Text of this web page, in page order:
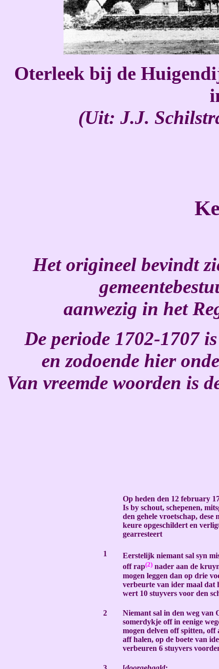
Oterleek bij de
(Uit: J.J.
Het origineel bevindt
aanwezig in het
De periode 1702-1707
en zodoende hier
Van vreemde woorden is
Op heden den 12 february
Is by schout, schepenen,
den gehele vroetschap, dese
keure opgeschildert en
gearresteert
1
Eerstelijk niemant sal syn
off rap(2) nader aan de
mogen leggen dan op drie
verbeurte van ider maal dat
wert 10 stuyvers voor den
2
Niemant sal in den weg van
somerdykje off in eenige
mogen delven off spitten, off
aff halen, op de boete van
verbeuren 6 stuyvers